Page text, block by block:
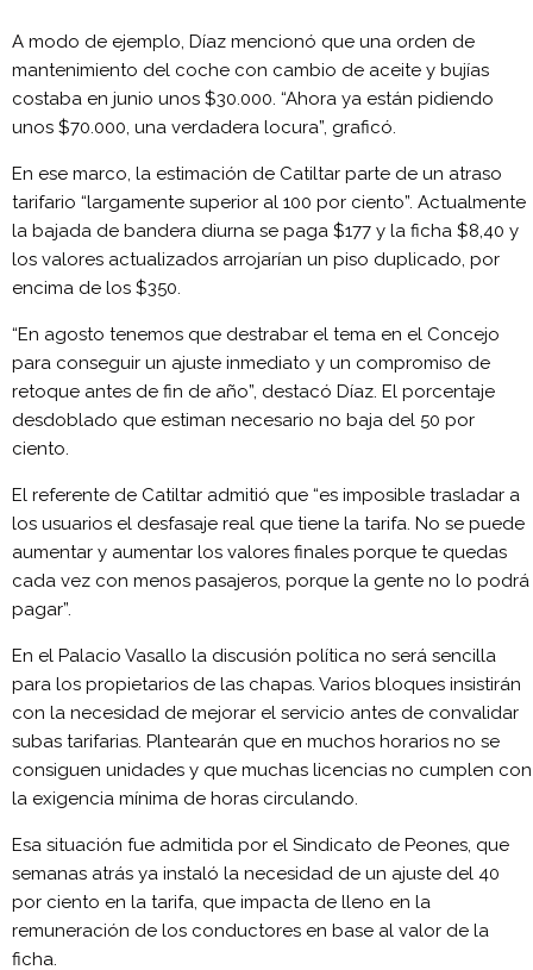
A modo de ejemplo, Díaz mencionó que una orden de
mantenimiento del coche con cambio de aceite y bujías
costaba en junio unos $30.000. “Ahora ya están pidiendo
unos $70.000, una verdadera locura”, graficó.
En ese marco, la estimación de Catiltar parte de un atraso
tarifario “largamente superior al 100 por ciento”. Actualmente
la bajada de bandera diurna se paga $177 y la ficha $8,40 y
los valores actualizados arrojarían un piso duplicado, por
encima de los $350.
“En agosto tenemos que destrabar el tema en el Concejo
para conseguir un ajuste inmediato y un compromiso de
retoque antes de fin de año”, destacó Díaz. El porcentaje
desdoblado que estiman necesario no baja del 50 por
ciento.
El referente de Catiltar admitió que “es imposible trasladar a
los usuarios el desfasaje real que tiene la tarifa. No se puede
aumentar y aumentar los valores finales porque te quedas
cada vez con menos pasajeros, porque la gente no lo podrá
pagar”.
En el Palacio Vasallo la discusión política no será sencilla
para los propietarios de las chapas. Varios bloques insistirán
con la necesidad de mejorar el servicio antes de convalidar
subas tarifarias. Plantearán que en muchos horarios no se
consiguen unidades y que muchas licencias no cumplen con
la exigencia mínima de horas circulando.
Esa situación fue admitida por el Sindicato de Peones, que
semanas atrás ya instaló la necesidad de un ajuste del 40
por ciento en la tarifa, que impacta de lleno en la
remuneración de los conductores en base al valor de la
ficha.